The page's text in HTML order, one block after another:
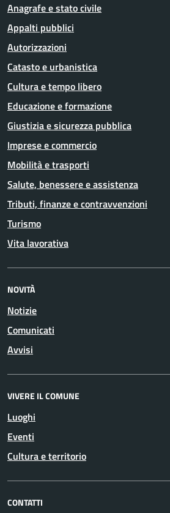
Anagrafe e stato civile
Appalti pubblici
Autorizzazioni
Catasto e urbanistica
Cultura e tempo libero
Educazione e formazione
Giustizia e sicurezza pubblica
Imprese e commercio
Mobilità e trasporti
Salute, benessere e assistenza
Tributi, finanze e contravvenzioni
Turismo
Vita lavorativa
NOVITÀ
Notizie
Comunicati
Avvisi
VIVERE IL COMUNE
Luoghi
Eventi
Cultura e territorio
CONTATTI